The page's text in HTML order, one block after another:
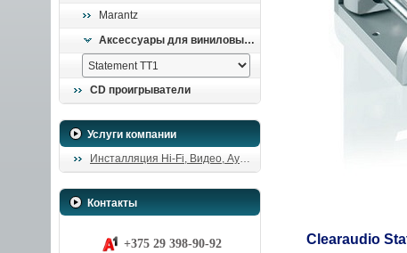
Marantz
Аксессуары для виниловых проигрывателей
CD проигрыватели
Услуги компании
Инсталляция Hi-Fi, Видео, Аудио
Контакты
+375 29 398-90-92 Clearaudio